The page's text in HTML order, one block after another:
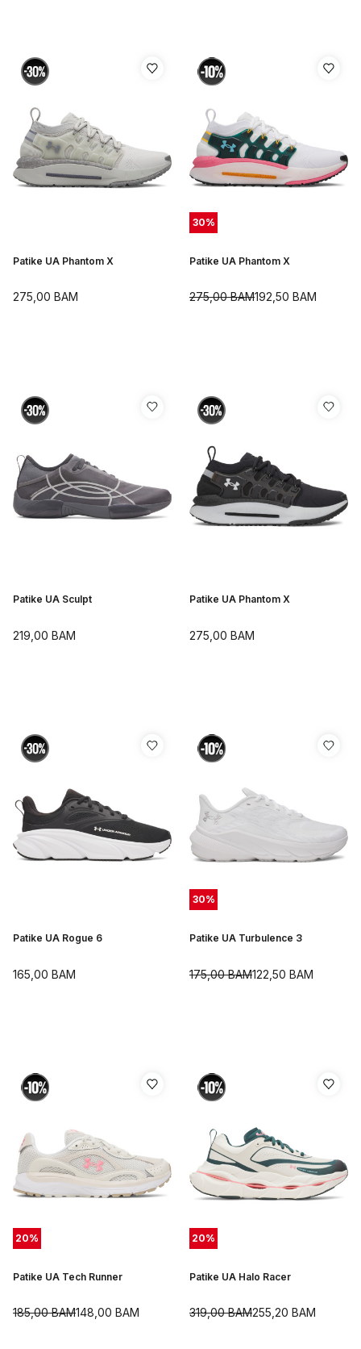
Patike UA Phantom X
275,00 BAM
30%
Patike UA Phantom X
192,50 BAM
275,00BAM
Patike UA Sculpt
219,00 BAM
Patike UA Phantom X
275,00 BAM
Patike UA Rogue 6
165,00 BAM
30%
Patike UA Turbulence 3
122,50 BAM
175,00BAM
20%
Patike UA Tech Runner
148,00 BAM
185,00BAM
20%
Patike UA Halo Racer
255,20 BAM
319,00BAM